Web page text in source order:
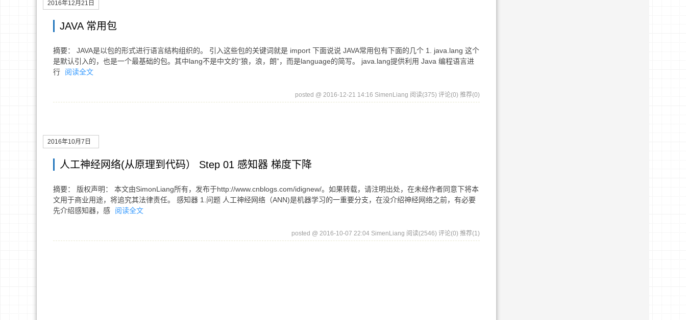
2016年12月21日
JAVA 常用包
摘要： JAVA是以包的形式进行语言结构组织的。 引入这些包的关键词就是 import 下面说说 JAVA常用包有下面的几个 1. java.lang 这个
是默认引入的，也是一个最基础的包。其中lang不是中文的“狼，浪，朗”，而是language的简写。 java.lang提供利用 Java 编程语言进
行
阅读全文
posted @ 2016-12-21 14:16 SimenLiang 阅读(375) 评论(0) 推荐(0)
2016年10月7日
人工神经网络(从原理到代码） Step 01 感知器 梯度下降
摘要： 版权声明： 本文由SimonLiang所有，发布于http://www.cnblogs.com/idignew/。如果转载，请注明出处，在未经作者同意下将本
文用于商业用途，将追究其法律责任。 感知器 1.问题 人工神经网络（ANN)是机器学习的一重要分支，在没介绍神经网络之前，有必要
先介绍感知器，感
阅读全文
posted @ 2016-10-07 22:04 SimenLiang 阅读(2546) 评论(0) 推荐(1)